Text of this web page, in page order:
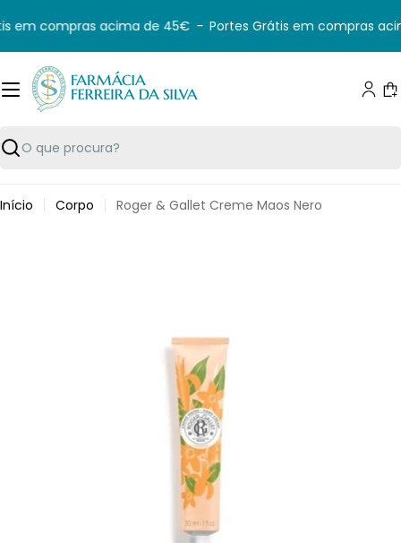
para
o
conteúdo
em compras acima de 45€ - Portes Grátis em compras
Pesquisar
Início Corpo
Roger & Gallet Creme Maos Nero